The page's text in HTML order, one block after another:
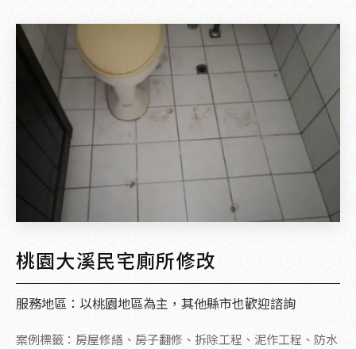
桃園大溪民宅廁所修改
服務地區：以桃園地區為主，其他縣市也歡迎諮詢
案例標籤：房屋修繕、房子翻修、拆除工程、泥作工程、防水